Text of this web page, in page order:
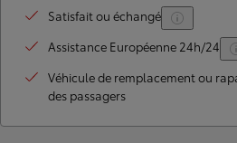
Satisfait ou échangé
Assistance Européenne 24h/24
Véhicule de remplacement ou
des passagers